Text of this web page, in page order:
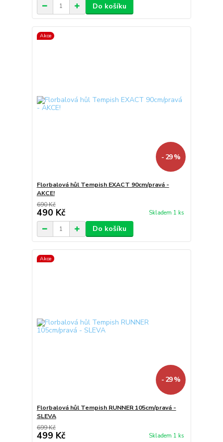
Do košíku
Akce
- 29 %
Florbalová hůl Tempish EXACT 90cm/pravá -
AKCE!
690 Kč
490 Kč Skladem 1 ks
Do košíku
Akce
- 29 %
Florbalová hůl Tempish RUNNER 105cm/pravá -
SLEVA
699 Kč
499 Kč Skladem 1 ks